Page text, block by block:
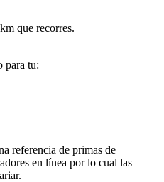
que recorres.
para tu:
referencia de primas de
en línea por lo cual las